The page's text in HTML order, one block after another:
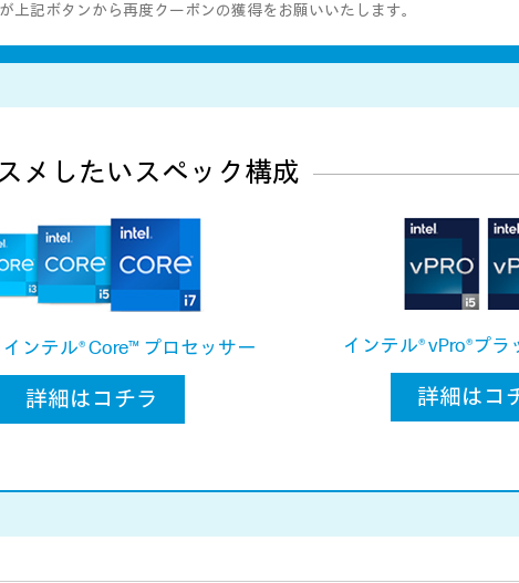
記ボタンから再度クーポンの獲得をお願いいたします。
メしたいスペック構成
インテル® Core™ プロセッサー
詳細はコチラ
インテル® vPro®プ
詳細はコ